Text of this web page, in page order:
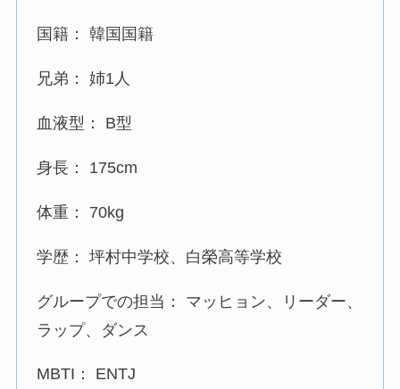
国籍： 韓国国籍
兄弟： 姉1人
血液型： B型
身長： 175cm
体重： 70kg
学歴： 坪村中学校、白榮高等学校
グループでの担当： マッヒョン、リーダー、
ラップ、ダンス
MBTI： ENTJ